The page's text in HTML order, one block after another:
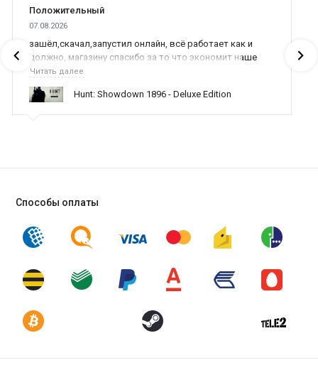
Положительный
07.08.2026
зашёл,скачал,запустил онлайн, всё работает как и
должно, магазину спасибо за то что экономит наше
время,нервы и деньги, ребята вы красава оказываете
оказываете помощь
Читать далее
Hunt: Showdown 1896 - Deluxe Edition
Способы оплаты